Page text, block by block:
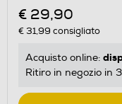
€ 29,90
€ 31,99 consigliato
Acquisto online:
Ritiro in negozio in